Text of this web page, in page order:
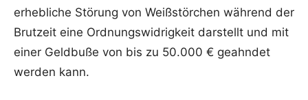
erhebliche Störung von Weißstörchen während der
Brutzeit eine Ordnungswidrigkeit darstellt und mit
einer Geldbuße von bis zu 50.000 € geahndet
werden kann.